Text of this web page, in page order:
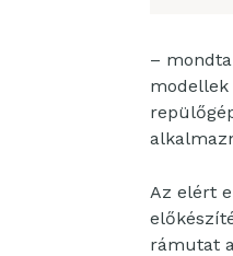
–
modellek
Az elért
rámutat